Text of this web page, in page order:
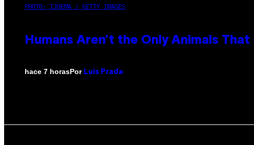
PHOTO: IJDEMA / GETTY IMAGES
Humans Aren’t the Only Animals
hace 7 horasPor Luis Prada